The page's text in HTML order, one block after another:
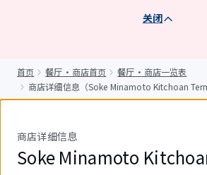
关闭
首页 餐厅・商店首页
餐厅・商店一览表
商店详细信息（Soke Minamoto Kitchoan
商店详细信息
Soke Minamoto